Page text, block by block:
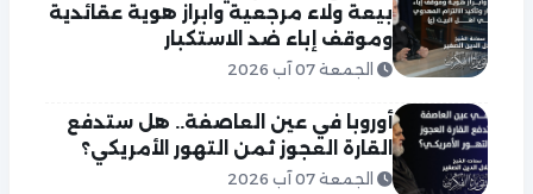
بيعة ولاء مرجعية وابراز هوية عقائدية
وموقف إباء ضد الاستكبار
الجمعة 07 آب 2026
أوروبا في عين العاصفة.. هل ستدفع
القارة العجوز ثمن التهور الأمريكي؟
الجمعة 07 آب 2026